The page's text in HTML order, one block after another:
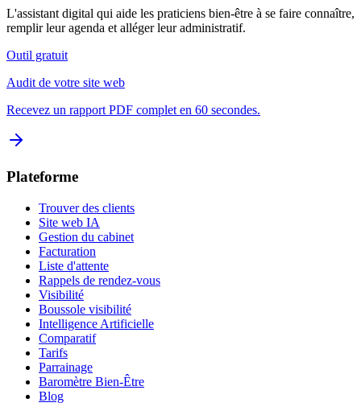
L'assistant digital qui aide les praticiens bien-être à se faire connaître,
remplir leur agenda et alléger leur administratif.
Outil gratuit
Audit de votre site web
Recevez un rapport PDF complet en 60 secondes.
Plateforme
Trouver des clients
Site web IA
Gestion du cabinet
Facturation
Liste d'attente
Rappels de rendez-vous
Visibilité
Boussole visibilité
Intelligence Artificielle
Comparatif
Tarifs
Parrainage
Baromètre Bien-Être
Blog